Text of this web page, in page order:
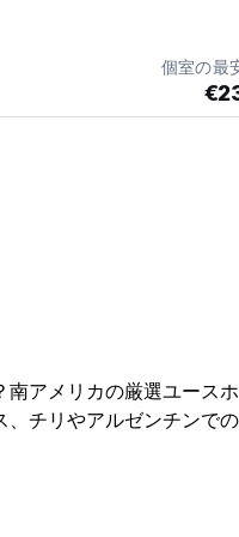
個室の最
アメリカの厳選ユー
チリやアルゼンチン